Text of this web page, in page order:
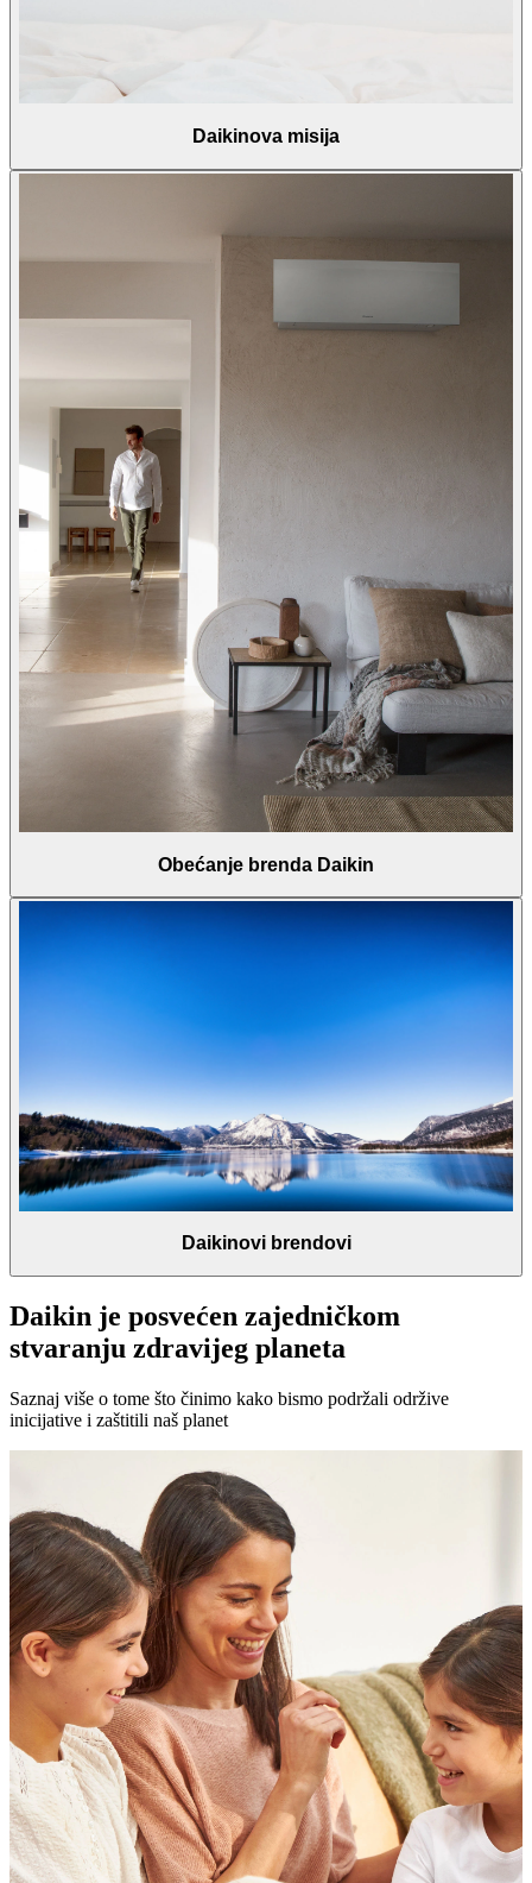
Daikinova misija
Obećanje brenda Daikin
Daikinovi brendovi
Daikin je posvećen zajedničkom
stvaranju zdravijeg planeta
Saznaj više o tome što činimo kako bismo podržali održive
inicijative i zaštitili naš planet